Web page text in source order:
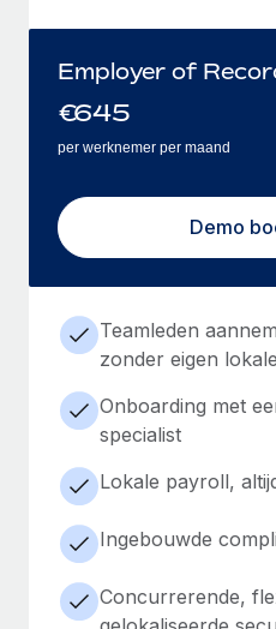
Employer of
€645
per werknemer per maand
Demo
Teamleden
zonder eigen
Onboarding met
specialist
Lokale payroll,
Ingebouwde
Concurrerende,